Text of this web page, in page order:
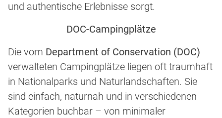
und authentische Erlebnisse sorgt.
DOC-Campingplätze
Die vom Department of Conservation (DOC)
verwalteten Campingplätze liegen oft traumhaft
in Nationalparks und Naturlandschaften. Sie
sind einfach, naturnah und in verschiedenen
Kategorien buchbar – von minimaler